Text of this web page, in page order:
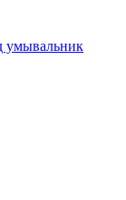
умывальник